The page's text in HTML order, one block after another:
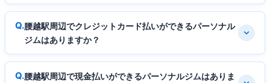
腰越駅周辺でクレジットカード払いができるパーソナル
ジムはありますか？
腰越駅周辺で現金払いができるパーソナルジムはありま